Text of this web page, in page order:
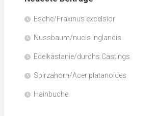
Esche/Fraxinus excelsior
Nussbaum/nucis inglandis
Edelkastanie/durchs Castings
Spirzahorn/Acer platanoides
Hainbuche